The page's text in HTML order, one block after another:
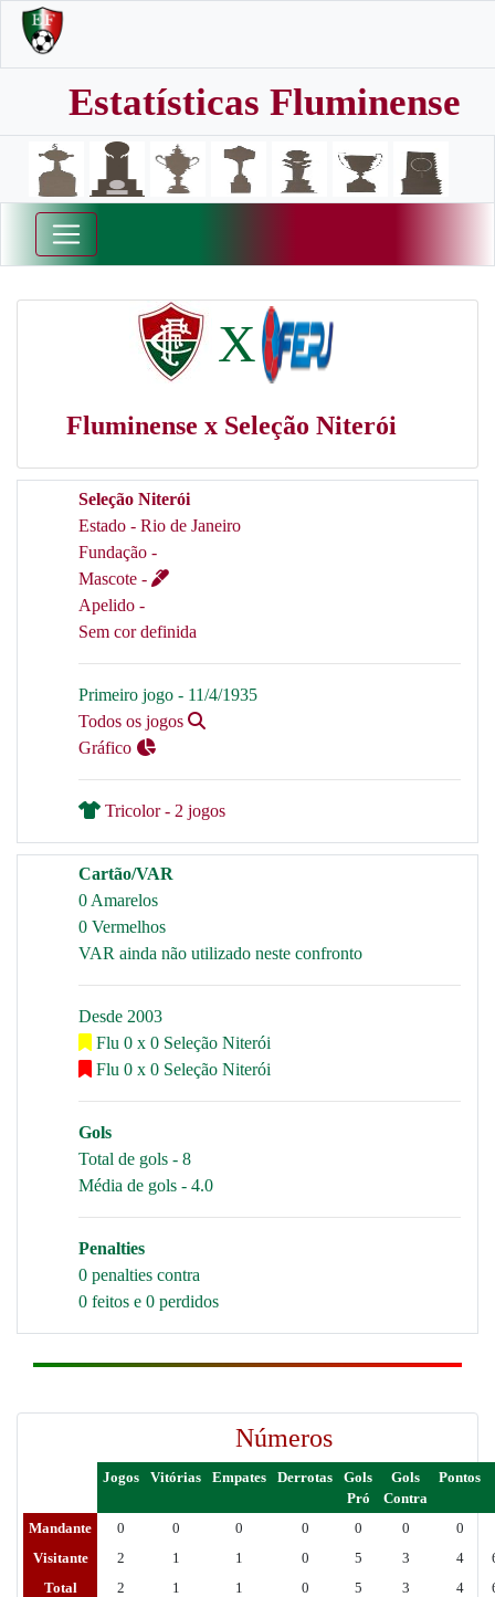
Estatísticas Fluminense
X
Fluminense x Seleção Niterói
Seleção Niterói
Estado - Rio de Janeiro
Fundação -
Mascote -
Apelido -
Sem cor definida
Primeiro jogo - 11/4/1935
Todos os jogos
Gráfico
Tricolor - 2 jogos
Cartão/VAR
0 Amarelos
0 Vermelhos
VAR ainda não utilizado neste confronto
Desde 2003
Flu 0 x 0 Seleção Niterói
Flu 0 x 0 Seleção Niterói
Gols
Total de gols - 8
Média de gols - 4.0
Penalties
0 penalties contra
0 feitos e 0 perdidos
Números
Jogos Vitórias Empates Derrotas
Gols
Pró
Gols
Contra
Pontos
Mandante 0 0 0 0 0 0
0
Visitante
2 1 1 0 5 3 4
Total
2 1 1 0 5 3 4